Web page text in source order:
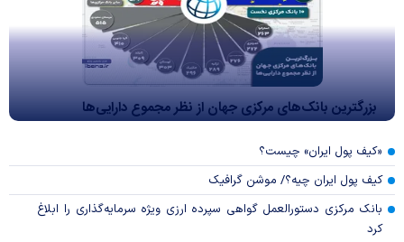
بزرگترین بانک‌های مرکزی جهان از نظر مجموع دارایی‌ها
«کیف پول ایران» چیست؟
کیف پول ایران چیه؟/ موشن گرافیک
بانک مرکزی دستورالعمل گواهی سپرده ارزی ویژه سرمایه‌گذاری را ابلاغ
کرد